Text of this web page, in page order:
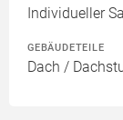
Individueller
GEBÄUDETEILE
Dach /